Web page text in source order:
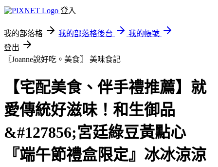
登入
我的部落格 我的部落格後台
我的帳號
登出
〖Joanne說好吃。美食〗 美味食記
【宅配美食、伴手禮推薦】就
愛傳統好滋味！和生御品
&#127856;宮廷綠豆黃點心
『端午節禮盒限定』冰冰涼涼